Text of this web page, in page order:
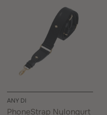
ANY DI
PhoneStrap Nylongurt